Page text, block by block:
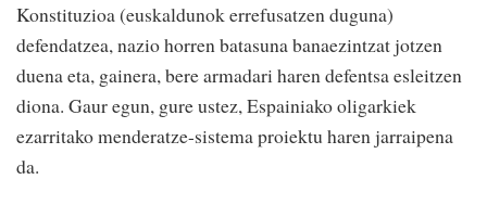
Konstituzioa (euskaldunok errefusatzen duguna)
defendatzea, nazio horren batasuna banaezintzat jotzen
duena eta, gainera, bere armadari haren defentsa esleitzen
diona. Gaur egun, gure ustez, Espainiako oligarkiek
ezarritako menderatze-sistema proiektu haren jarraipena
da.